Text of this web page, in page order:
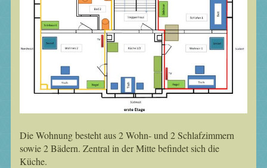
Die Wohnung besteht aus 2 Wohn- und 2 Schlafzimmern
sowie 2 Bädern. Zentral in der Mitte befindet sich die
Küche.